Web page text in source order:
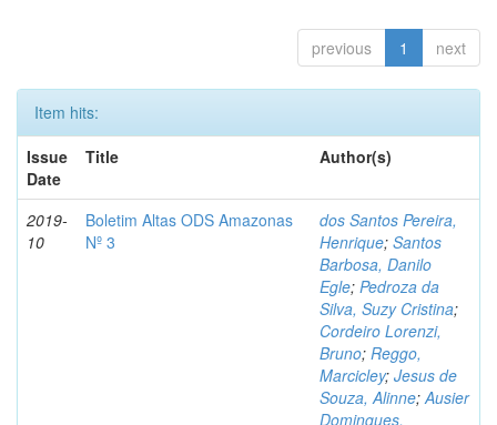
previous 1 next
Item hits:
Issue
Date
Title Author(s)
2019-
10
Boletim Altas ODS Amazonas
Nº 3
dos Santos Pereira,
Henrique; Santos
Barbosa, Danilo
Egle; Pedroza da
Silva, Suzy Cristina;
Cordeiro Lorenzi,
Bruno; Reggo,
Marcicley; Jesus de
Souza, Alinne;Ausier
Domingues,